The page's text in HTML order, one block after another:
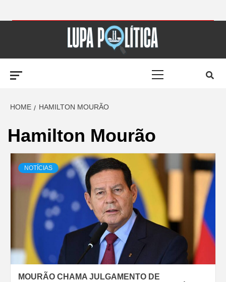
LUPA
POLÍTICA –
AMPLIANDO A
NOTÍCIA
HOME HAMILTON MOURÃO
Hamilton Mourão
NOTÍCIAS
MOURÃO CHAMA JULGAMENTO DE